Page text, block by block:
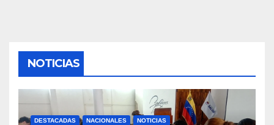
NOTICIAS
DESTACADAS NACIONALES NOTICIAS